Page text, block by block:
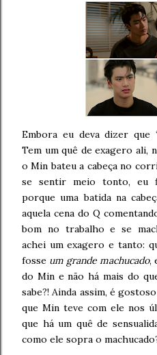
Embora eu deva dizer que
Tem um quê de exagero ali,
o Min bateu a cabeça no
se sentir meio tonto, eu
porque uma batida na
aquela cena do Q
bom no trabalho e se
achei um exagero e tanto:
fosse um grande machucado,
do Min e não há mais do
sabe?! Ainda assim, é
que Min teve com ele nos
que há um quê de
como ele sopra o